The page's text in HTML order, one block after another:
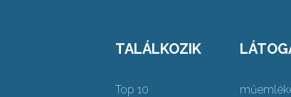
TALÁLKOZIK
Top 10